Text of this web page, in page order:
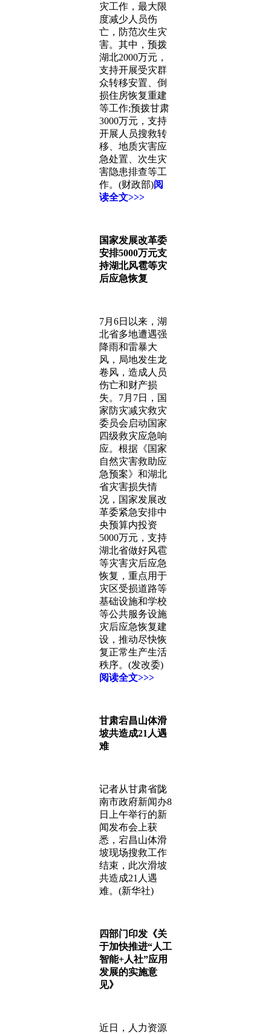
灾工作，最大限
度减少人员伤
亡，防范次生灾
害。其中，预拨
湖北2000万元，
支持开展受灾群
众转移安置、倒
损住房恢复重建
等工作;预拨甘肃
3000万元，支持
开展人员搜救转
移、地质灾害应
急处置、次生灾
害隐患排查等工
作。(财政部)阅
读全文>>>
国家发展改革委
安排5000万元支
持湖北风雹等灾
后应急恢复
7月6日以来，湖
北省多地遭遇强
降雨和雷暴大
风，局地发生龙
卷风，造成人员
伤亡和财产损
失。7月7日，国
家防灾减灾救灾
委员会启动国家
四级救灾应急响
应。根据《国家
自然灾害救助应
急预案》和湖北
省灾害损失情
况，国家发展改
革委紧急安排中
央预算内投资
5000万元，支持
湖北省做好风雹
等灾害灾后应急
恢复，重点用于
灾区受损道路等
基础设施和学校
等公共服务设施
灾后应急恢复建
设，推动尽快恢
复正常生产生活
秩序。(发改委)
阅读全文>>>
甘肃宕昌山体滑
坡共造成21人遇
难
记者从甘肃省陇
南市政府新闻办8
日上午举行的新
闻发布会上获
悉，宕昌山体滑
坡现场搜救工作
结束，此次滑坡
共造成21人遇
难。(新华社)
四部门印发《关
于加快推进“人工
智能+人社”应用
发展的实施意
见》
近日，人力资源